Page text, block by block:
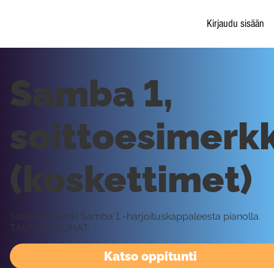
Kirjaudu sisään
Katso oppitunti
Samba 1,
(koskettimet)
Soittoesimerkki Samba 1 -harjoituskappaleesta pianolla.
TAUSTANAUHAT